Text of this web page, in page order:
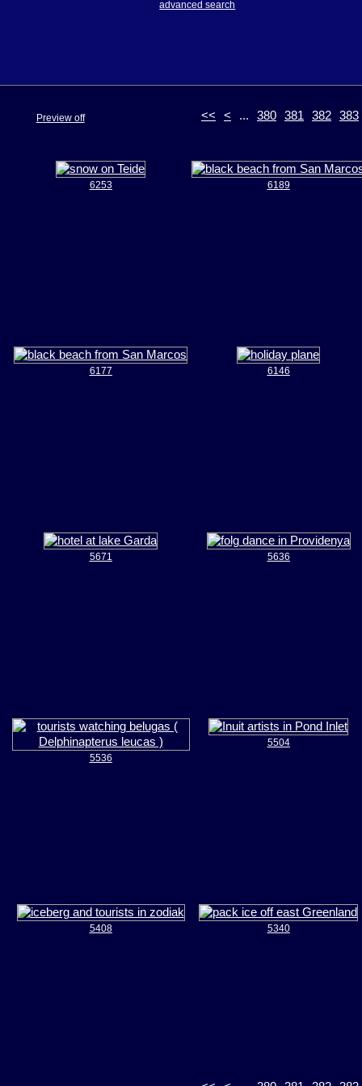
advanced search
<< < ... 380 381 382 383
Preview off
6253 6189
6177 6146
5671 5636
5536
5504
5408 5340